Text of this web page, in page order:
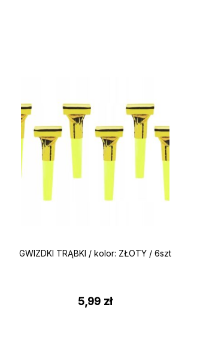
GWIZDKI TRĄBKI / kolor: ZŁOTY / 6szt
5,99 zł